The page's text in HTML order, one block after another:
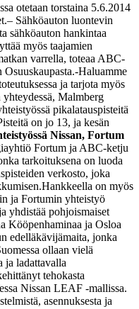
otetaan torstaina 5.6.2014
– Sähköauton luontevin
sähköauton hankintaa
myös taajamien
varrella, toteaa ABC-
-Haluamme
ja tarjota myös
Malmberg
pikalatauspisteitä
on jo 13, ja kesän
Nissan, Fortum
Fortum ja ABC-ketju
tarkoituksena on luoda
verkosto, joka
Hankkeella on myös
ja Fortumin yhteistyö
yhdistää pohjoismaiset
Kööpenhaminaa ja Osloa
edelläkävijämaita, jonka
ollaan vielä
ja ladattavalla
tehokasta
Nissan LEAF -mallissa.
asennuksesta ja